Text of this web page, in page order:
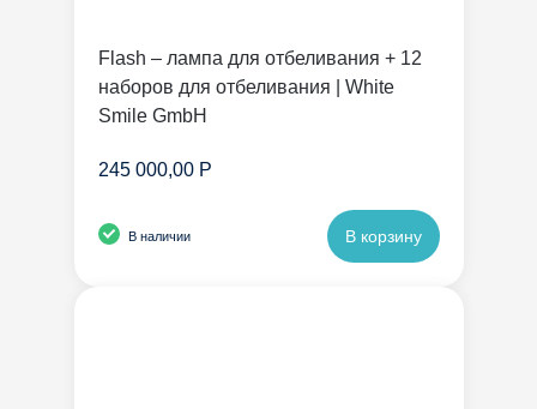
Flash – лампа для отбеливания + 12
наборов для отбеливания | White
Smile GmbH
245 000,00 Р
В наличии В корзину